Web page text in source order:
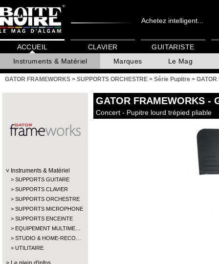
Achetez intelligent...
ACCUEIL
Instruments & Matériel
Marques Le Mag
CLAVIER GUITARISTE
GATOR FRAMEWORKS > SUPPORTS ORCHESTRE > Série Pupitre > GATOR
Instruments & Matériel
SUPPORTS GUITARE
SUPPORTS CLAVIER
SUPPORTS ORCHESTRE
SUPPORTS MICROPHONE
SUPPORTS ENCEINTE
EQUIPEMENT MULTIME…
STUDIO & HOME-RECO…
UTILITAIRE
GATOR FRAMEWORKS -
Concert - Pupitre lourd trépied pliable